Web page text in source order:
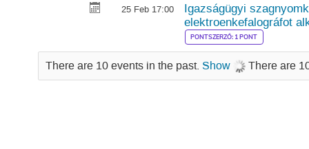
25 Feb 17:00
Igazságügyi
elektroenkefalográfot
PONTSZERZŐ: 1 PONT
There are 10 events in the past. Show There are